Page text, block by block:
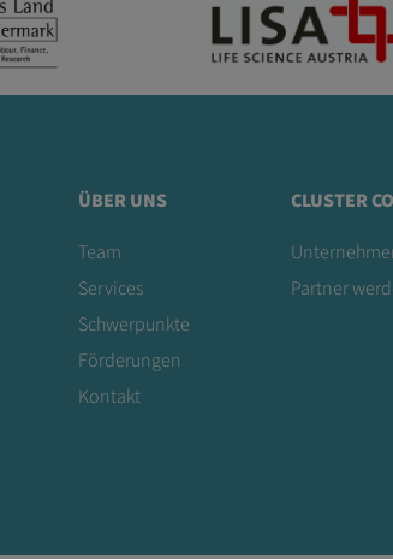
ÜBER UNS
Team
Services
Schwerpunkte
Förderungen
Kontakt
CLUSTER
Partner